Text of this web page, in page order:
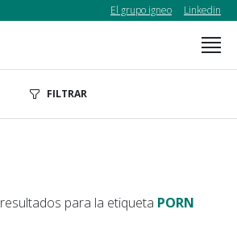
El grupo igneo Linkedin
FILTRAR
resultados para la etiqueta PORN